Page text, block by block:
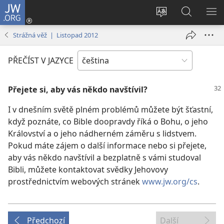
JW.ORG
Změnit
stránek
Přihlásit
se
okno)
Hledat
na
JW.ORG
Strážná věž | Listopad 2012
PŘEČÍST V JAZYCE
Přejete si, aby vás někdo navštívil?
I v dnešním světě plném problémů můžete být šťastní,
když poznáte, co Bible doopravdy říká o Bohu, o jeho
Království a o jeho nádherném záměru s lidstvem.
Pokud máte zájem o další informace nebo si přejete,
aby vás někdo navštívil a bezplatně s vámi studoval
Bibli, můžete kontaktovat svědky Jehovovy
prostřednictvím webových stránekwww.jw.org/cs.
Předchozí Další